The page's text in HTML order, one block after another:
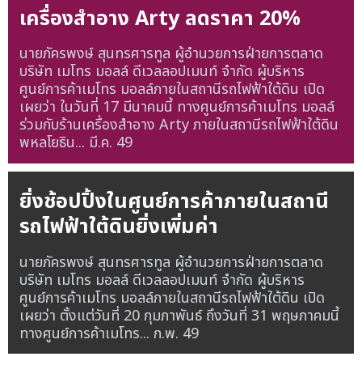
เครื่องสำอาง Arty ลดราคา 20%
นายภัครพงษ์ สุนทรศารทูล ผู้อำนวยการฝ่ายการตลาด
บริษัท เมโทร มอลล์ ดีเวลลอปเมนท์ จำกัด ผู้บริหาร
ศูนย์การค้าเมโทร มอลล์ภายในสถานีรถไฟฟ้าใต้ดิน เปิด
เผยว่า ในวันที่ 17 มีนาคมนี้ ทางศูนย์การค้าเมโทร มอลล์
ร่วมกับร้านเครื่องสำอาง Arty ภายในสถานีรถไฟฟ้าใต้ดิน
พหลโยธิน... มี.ค. 49
ยิ่งช้อปปิ้งในศูนย์การค้าภายในสถานี
รถไฟฟ้าใต้ดินยิ่งเพิ่มค่า
นายภัครพงษ์ สุนทรศารทูล ผู้อำนวยการฝ่ายการตลาด
บริษัท เมโทร มอลล์ ดีเวลลอปเมนท์ จำกัด ผู้บริหาร
ศูนย์การค้าเมโทร มอลล์ภายในสถานีรถไฟฟ้าใต้ดิน เปิด
เผยว่า ตั้งแต่วันที่ 20 กุมภาพันธ์ ถึงวันที่ 31 พฤษภาคมนี้
ทางศูนย์การค้าเมโทร... ก.พ. 49